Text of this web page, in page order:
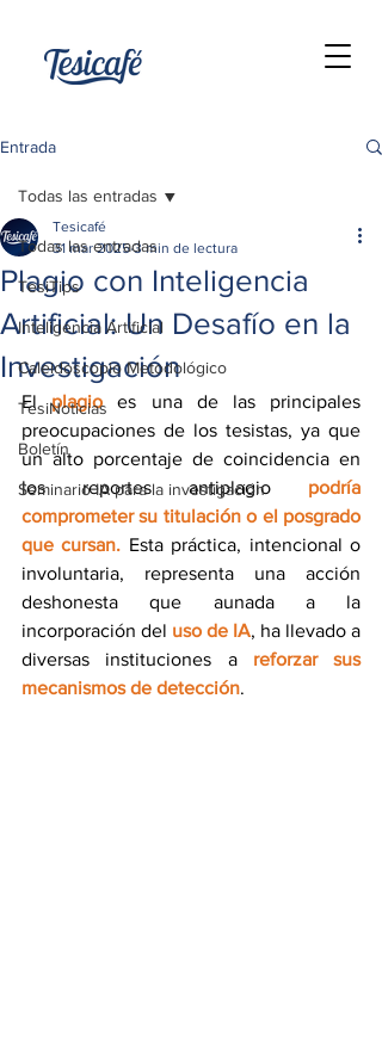
Entrada
Todas las entradas
TesiTips
Inteligencia Artificial
Caleidoscopio Metodológico
TesiNoticias
Boletín
Seminario IA para la investigación
Todas las entradas
Plagio con Inteligencia
Artificial: Un Desafío en la
Investigación
Tesicafé
31 mar 2025 3 min de lectura
El plagio es una de las principales
preocupaciones de los tesistas, ya que
un alto porcentaje de coincidencia en
los reportes antiplagio podría
comprometer su titulación o el posgrado
que cursan. Esta práctica, intencional o
involuntaria, representa una acción
deshonesta que aunada a la
incorporación del uso de IA, ha llevado a
diversas instituciones a reforzar sus
mecanismos de detección.